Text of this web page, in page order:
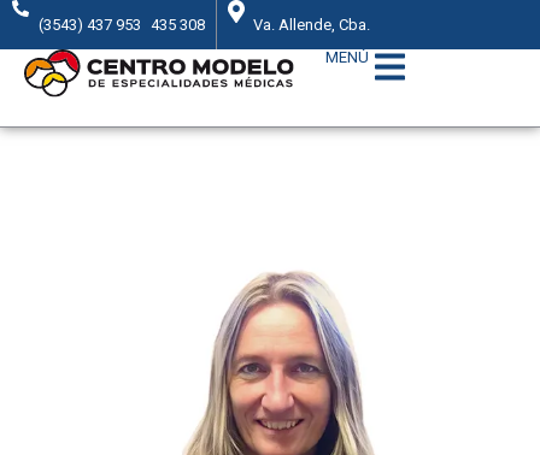
(3543) 437 953 435 308
Va. Allende, Cba.
MENÚ